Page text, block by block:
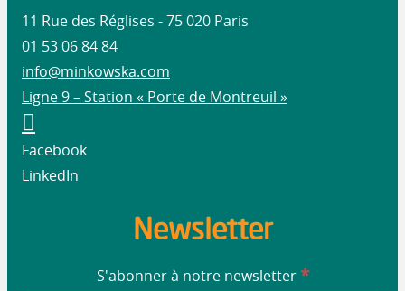
11 Rue des Réglises - 75 020 Paris
01 53 06 84 84
info@minkowska.com
Ligne 9 – Station « Porte de Montreuil »
Facebook
LinkedIn
Newsletter
S'abonner à notre newsletter *